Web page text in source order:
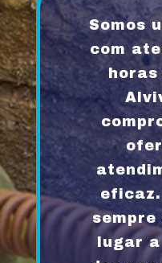
Somos
com
horas
eficaz.
sempre
lugar